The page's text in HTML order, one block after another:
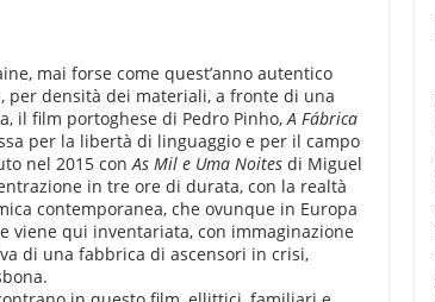
mai forse come quest’anno autentico
per densità dei materiali, a fronte di una
il film portoghese di Pedro Pinho, A Fábrica
per la libertà di linguaggio e per il campo
nel 2015 con As Mil e Uma Noites di Miguel
in tre ore di durata, con la realtà
contemporanea, che ovunque in Europa
viene qui inventariata, con immaginazione
di una fabbrica di ascensori in crisi,